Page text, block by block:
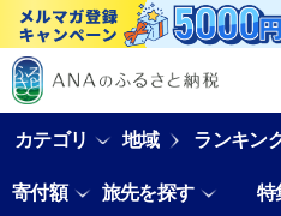
カテゴリ 地域 ランキン
寄付額 旅先を探す 特